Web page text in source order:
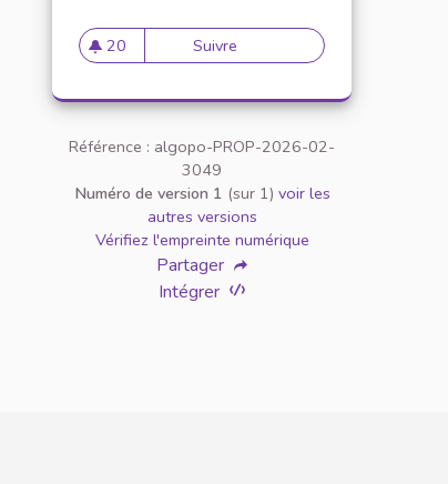
20
20 abonnés
Suivre Looking for Affordable
Référence : algopo-PROP-2026-02-
3049
Numéro de version 1 (sur 1) voir les
autres versions
Vérifiez l'empreinte numérique
Partager
Intégrer